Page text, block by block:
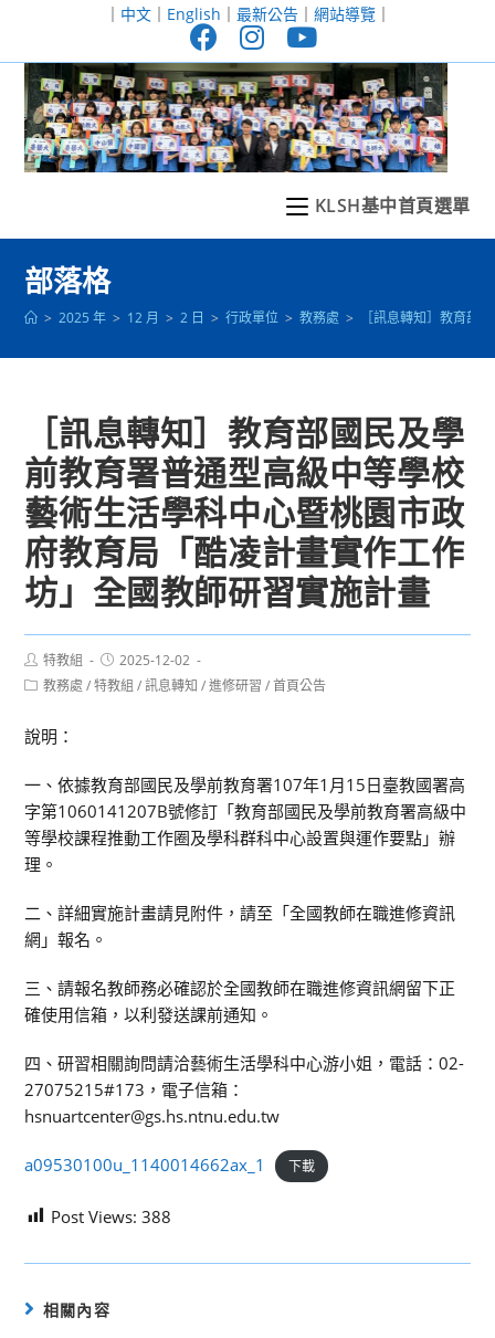
至
｜ 中文｜ English ｜ 最新公告｜ 網站導覽｜
KLSH基中首頁選單
部落格
> 2025 年 > 12 月 > 2 日 > 行政單位 > 教務處 > ［訊息轉知］教育部
［訊息轉知］教育部國民及學
前教育署普通型高級中等學校
藝術生活學科中心暨桃園市政
府教育局「酷凌計畫實作工作
坊」全國教師研習實施計畫
Post
author:
特教組
Post
published:
2025-12-02
Post教務處 / 特教組 / 訊息轉知 / 進修研習 / 首頁公告
說明：
一、依據教育部國民及學前教育署107年1月15日臺教國署高
字第1060141207B號修訂「教育部國民及學前教育署高級中
等學校課程推動工作圈及學科群科中心設置與運作要點」辦
理。
二、詳細實施計畫請見附件，請至「全國教師在職進修資訊
網」報名。
三、請報名教師務必確認於全國教師在職進修資訊網留下正
確使用信箱，以利發送課前通知。
四、研習相關詢問請洽藝術生活學科中心游小姐，電話：02-
27075215#173，電子信箱：
hsnuartcenter@gs.hs.ntnu.edu.tw
a09530100u_1140014662ax_1 下載
Post Views: 388
相關內容